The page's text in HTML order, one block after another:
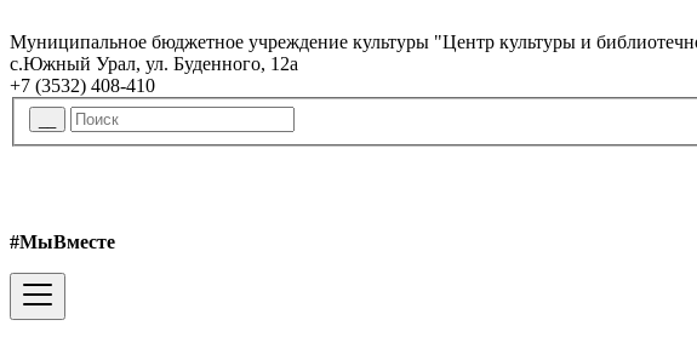
Муниципальное бюджетное учреждение культуры "Центр культуры и
с.Южный Урал, ул. Буденного, 12а
+7 (3532) 408-410
#МыВместе